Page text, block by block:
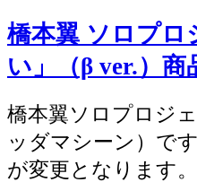
橋本翼 ソロプロ
い」（β ver.）
橋本翼ソロプロジ
ッダマシーン）で
が変更となります。